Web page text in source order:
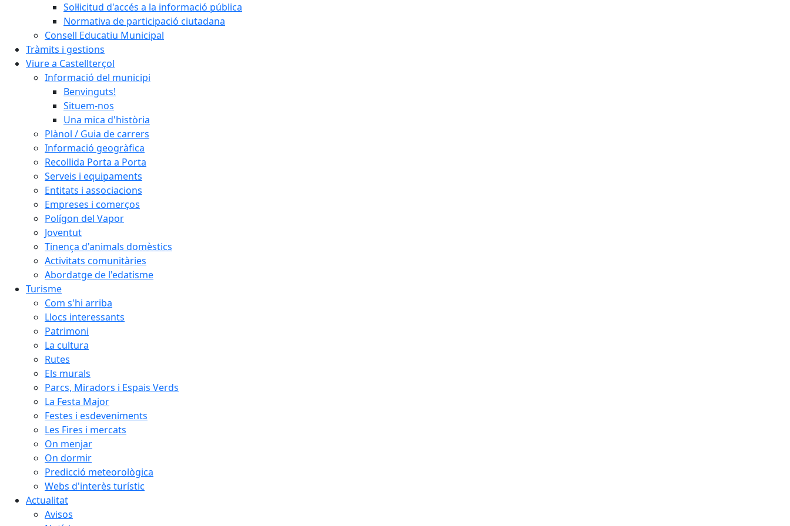
Sol·licitud d'accés a la informació pública
Normativa de participació ciutadana
Consell Educatiu Municipal
Tràmits i gestions
Viure a Castellterçol
Informació del municipi
Benvinguts!
Situem-nos
Una mica d'història
Plànol / Guia de carrers
Informació geogràfica
Recollida Porta a Porta
Serveis i equipaments
Entitats i associacions
Empreses i comerços
Polígon del Vapor
Joventut
Tinença d'animals domèstics
Activitats comunitàries
Abordatge de l'edatisme
Turisme
Com s'hi arriba
Llocs interessants
Patrimoni
La cultura
Rutes
Els murals
Parcs, Miradors i Espais Verds
La Festa Major
Festes i esdeveniments
Les Fires i mercats
On menjar
On dormir
Predicció meteorològica
Webs d'interès turístic
Actualitat
Avisos